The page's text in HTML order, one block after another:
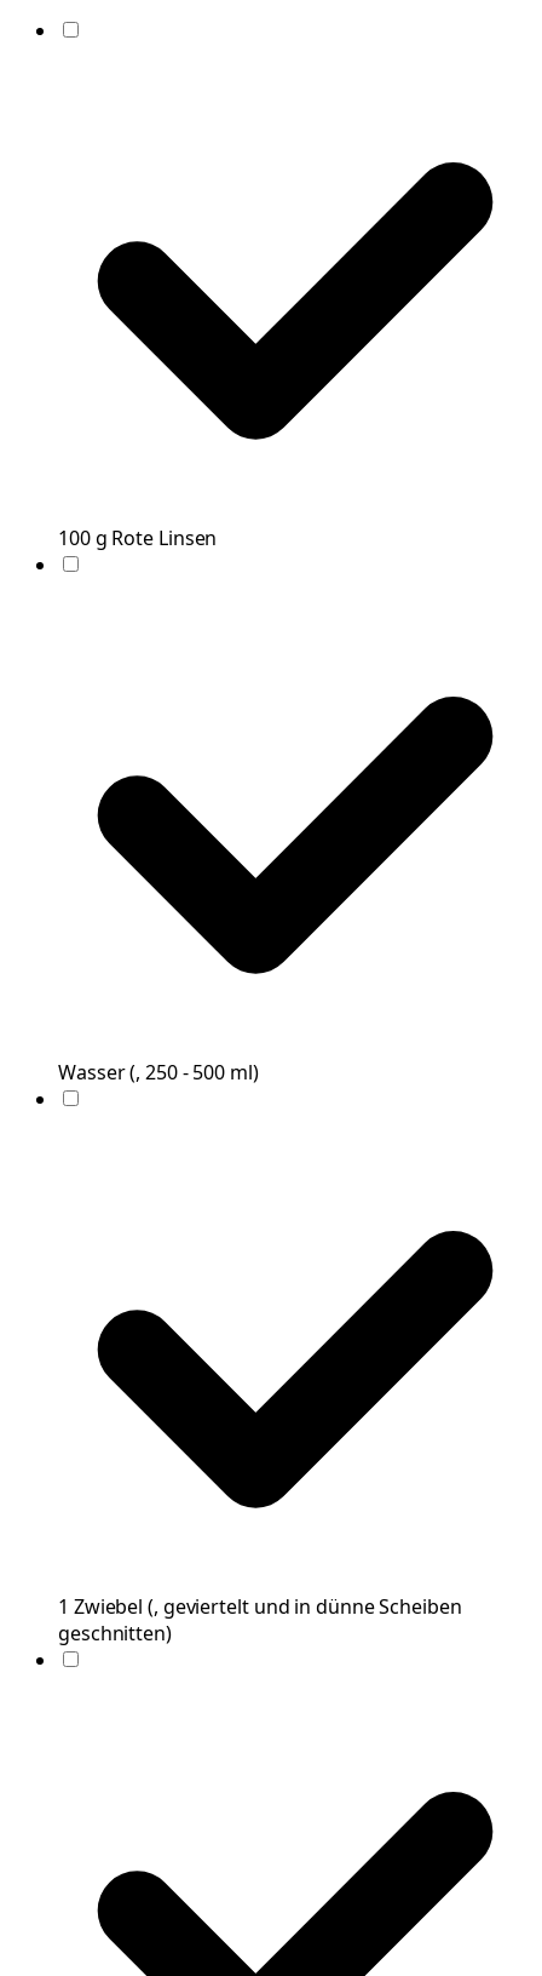
100g Rote Linsen
Wasser(, 250 - 500 ml)
1 Zwiebel (, geviertelt und in dünne Scheiben
geschnitten)